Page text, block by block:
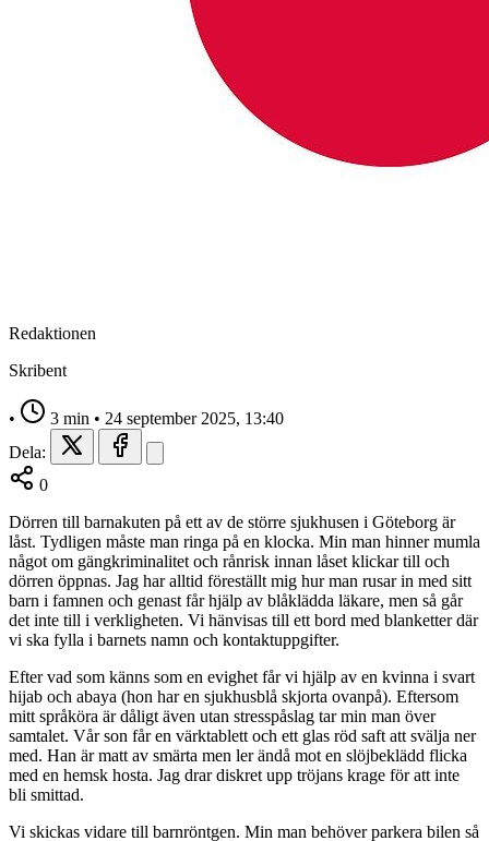
Redaktionen
Skribent
• 3 min • 24 september 2025, 13:40
Dela:
0
Dörren till barnakuten på ett av de större sjukhusen i Göteborg är
låst. Tydligen måste man ringa på en klocka. Min man hinner mumla
något om gängkriminalitet och rånrisk innan låset klickar till och
dörren öppnas. Jag har alltid föreställt mig hur man rusar in med sitt
barn i famnen och genast får hjälp av blåklädda läkare, men så går
det inte till i verkligheten. Vi hänvisas till ett bord med blanketter där
vi ska fylla i barnets namn och kontaktuppgifter.
Efter vad som känns som en evighet får vi hjälp av en kvinna i svart
hijab och abaya (hon har en sjukhusblå skjorta ovanpå). Eftersom
mitt språköra är dåligt även utan stresspåslag tar min man över
samtalet. Vår son får en värktablett och ett glas röd saft att svälja ner
med. Han är matt av smärta men ler ändå mot en slöjbeklädd flicka
med en hemsk hosta. Jag drar diskret upp tröjans krage för att inte
bli smittad.
Vi skickas vidare till barnröntgen. Min man behöver parkera bilen så